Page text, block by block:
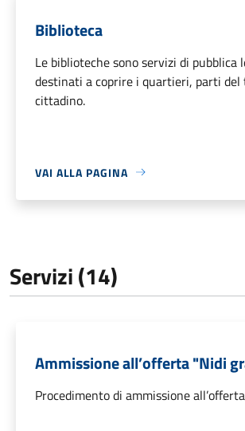
Biblioteca
Le biblioteche sono servizi di pubblica
destinati a coprire i quartieri, parti
cittadino.
VAI ALLA PAGINA
Servizi (14)
Ammissione all’offerta "Nidi
Procedimento di ammissione